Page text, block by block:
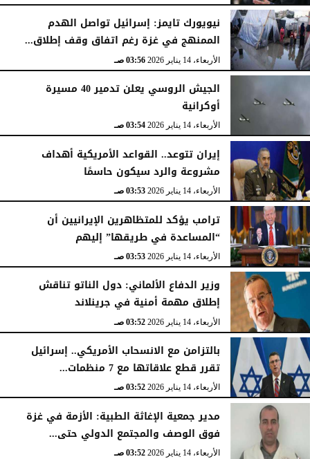
نيويورك تايمز: إسرائيل تواصل الهدم
الممنهج في غزة رغم اتفاق وقف إطلاق...
الأربعاء، 14 يناير 2026 03:56 صـ
الجيش الروسي يعلن تدمير 40 مسيرة
أوكرانية
الأربعاء، 14 يناير 2026 03:54 صـ
إيران تتوعد.. القواعد الأمريكية أهداف
مشروعة والرد سيكون حاسمًا
الأربعاء، 14 يناير 2026 03:53 صـ
ترامب يؤكد للمتظاهرين الإيرانيين أن
“المساعدة في طريقها” إليهم
الأربعاء، 14 يناير 2026 03:53 صـ
وزير الدفاع الألماني: دول الناتو تناقش
إطلاق مهمة أمنية في جرينلاند
الأربعاء، 14 يناير 2026 03:52 صـ
بالتزامن مع الانسحاب الأمريكي.. إسرائيل
تقرر قطع علاقاتها مع 7 منظمات...
الأربعاء، 14 يناير 2026 03:52 صـ
مدير جمعية الإغاثة الطبية: الأزمة في غزة
فوق الوصف والمجتمع الدولي حتى...
الأربعاء، 14 يناير 2026 03:52 صـ